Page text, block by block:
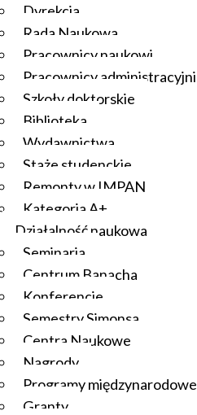
Dyrekcja
Rada Naukowa
Pracownicy naukowi
Pracownicy administracyjni
Szkoły doktorskie
Biblioteka
Wydawnictwa
Staże studenckie
Remonty w IMPAN
Kategoria A+
Działalność naukowa
Seminaria
Centrum Banacha
Konferencje
Semestry Simonsa
Centra Naukowe
Nagrody
Programy międzynarodowe
Granty